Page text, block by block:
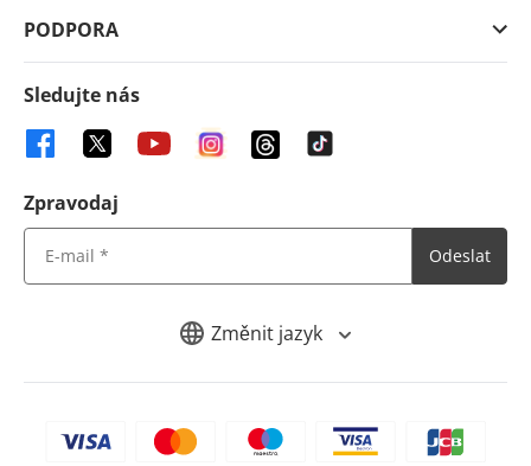
Změnit jazyk
PODPORA
Sledujte nás
Zpravodaj
Odeslat